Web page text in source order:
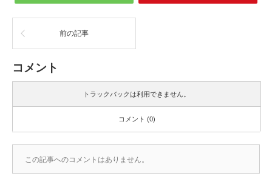
前の記事
コメント
トラックバックは利用できません。
コメント (0)
この記事へのコメントはありません。